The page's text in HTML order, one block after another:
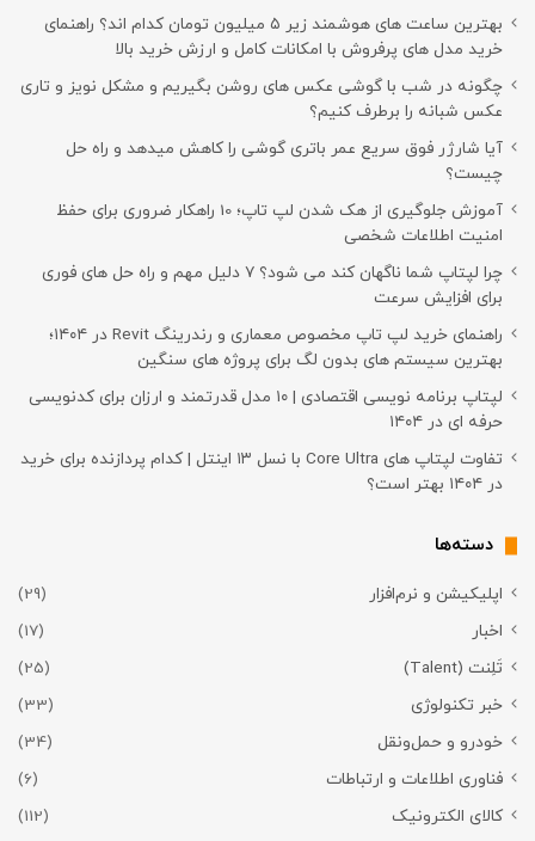
بهترین ساعت های هوشمند زیر ۵ میلیون تومان کدام اند؟ راهنمای
خرید مدل های پرفروش با امکانات کامل و ارزش خرید بالا
چگونه در شب با گوشی عکس های روشن بگیریم و مشکل نویز و تاری
عکس شبانه را برطرف کنیم؟
آیا شارژر فوق سریع عمر باتری گوشی را کاهش میدهد و راه حل
چیست؟
آموزش جلوگیری از هک شدن لپ تاپ؛ 10 راهکار ضروری برای حفظ
امنیت اطلاعات شخصی
چرا لپتاپ شما ناگهان کند می شود؟ ۷ دلیل مهم و راه حل های فوری
برای افزایش سرعت
راهنمای خرید لپ تاپ مخصوص معماری و رندرینگ Revit در ۱۴۰۴؛
بهترین سیستم های بدون لگ برای پروژه های سنگین
لپتاپ برنامه نویسی اقتصادی | ۱۰ مدل قدرتمند و ارزان برای کدنویسی
حرفه ای در ۱۴۰۴
تفاوت لپتاپ های Core Ultra با نسل ۱۳ اینتل | کدام پردازنده برای خرید
در ۱۴۰۴ بهتر است؟
دسته‌ها
اپلیکیشن و نرم‌افزار
(29)
اخبار
(17)
تَلِنت (Talent)
(25)
خبر تکنولوژی
(33)
خودرو و حمل‌و‌نقل
(34)
فناوری اطلاعات و ارتباطات
(6)
کالای الکترونیک
(112)